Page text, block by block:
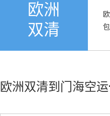
欧洲
双清
欧洲双清到门海空运